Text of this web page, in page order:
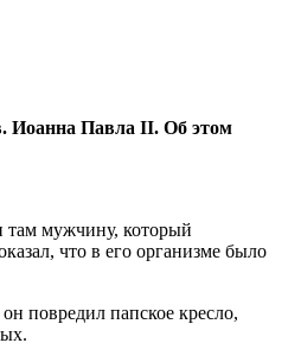
Иоанна Павла II. Об этом
там мужчину, который
что в его организме было
повредил папское кресло,